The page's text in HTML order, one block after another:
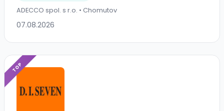
ADECCO spol. s r.o. • Chomutov
07.08.2026
TOP